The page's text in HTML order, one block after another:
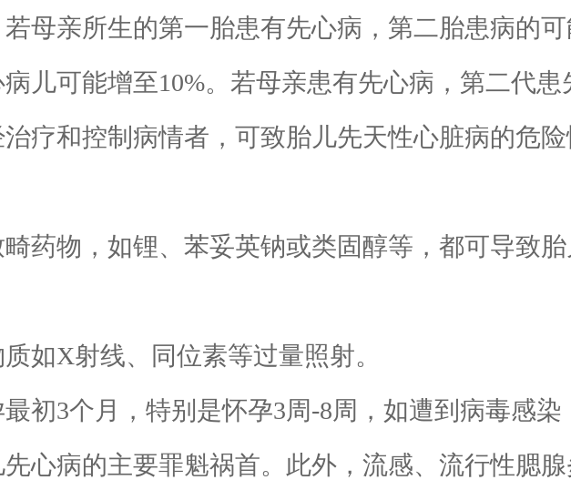
母亲所生的第一胎患有先心病，第二胎患病的
儿可能增至10%。若母亲患有先心病，第二代患
和控制病情者，可致胎儿先天性心脏病的危险
物，如锂、苯妥英钠或类固醇等，都可导致胎
X射线、同位素等过量照射。
3个月，特别是怀孕3周-8周，如遭到病毒感染
心病的主要罪魁祸首。此外，流感、流行性腮